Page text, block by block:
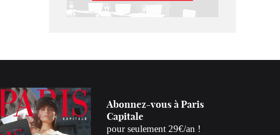
Abonnez-vous à Paris
Capitale
pour seulement 29€/an !